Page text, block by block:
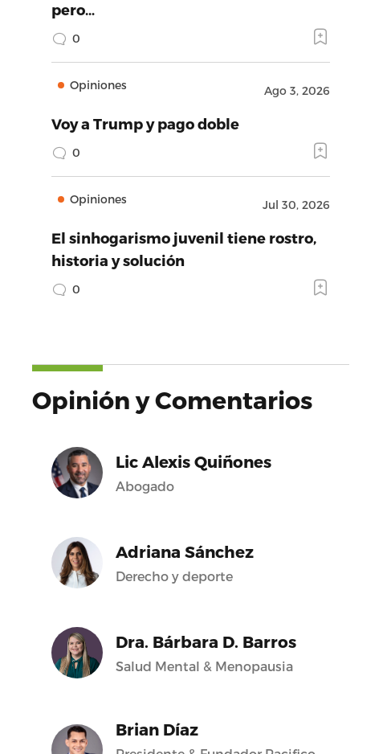
pero…
0
Opiniones Ago 3, 2026
Voy a Trump y pago doble
0
Opiniones Jul 30, 2026
El sinhogarismo juvenil tiene rostro,
historia y solución
0
Opinión y Comentarios
Lic Alexis Quiñones
Abogado
Adriana Sánchez
Derecho y deporte
Dra. Bárbara D. Barros
Salud Mental & Menopausia
Brian Díaz